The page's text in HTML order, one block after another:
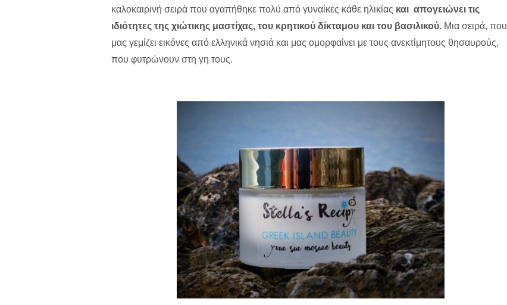
καλοκαιρινή σειρά που αγαπήθηκε πολύ από γυναίκες κάθε ηλικίας και απογειώνει τις
ιδιότητες της χιώτικης μαστίχας, του κρητικού δίκταμου και του βασιλικού. Μια σειρά, που
μας γεμίζει εικόνες από ελληνικά νησιά και μας ομορφαίνει με τους ανεκτίμητους θησαυρούς,
που φυτρώνουν στη γη τους.